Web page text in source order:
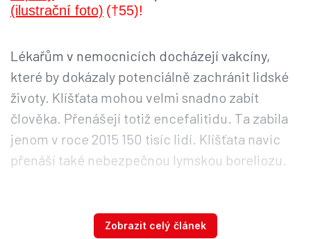
(†55)!
Lékařům v nemocnicích docházejí vakcíny,
které by dokázaly potenciálně zachránit lidské
životy. Klíšťata mohou velmi snadno zabít
člověka. Přenášejí totiž encefalitidu. Ta zabila
jenom v roce 2015 150 tisíc lidí. Klíšťata navíc
přenáší také nebezpečnou lymskou boreliozu.
Nebezpečná situace v Rusku
Zobrazit celý článek